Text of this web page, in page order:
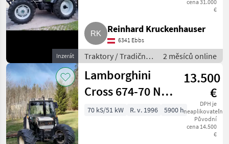
Inzerát
cena 31.000
€
Reinhard Kruckenhauser
6341 Ebbs
Traktory / Tradičný
traktor
2 měsíců online
Lamborghini
Cross 674-70 N,
baugleich Same
13.500
€
DPH je
neaplikovateľné
Původní
cena 14.500
€
70 kS/51 kW R. v. 1996 5900 h